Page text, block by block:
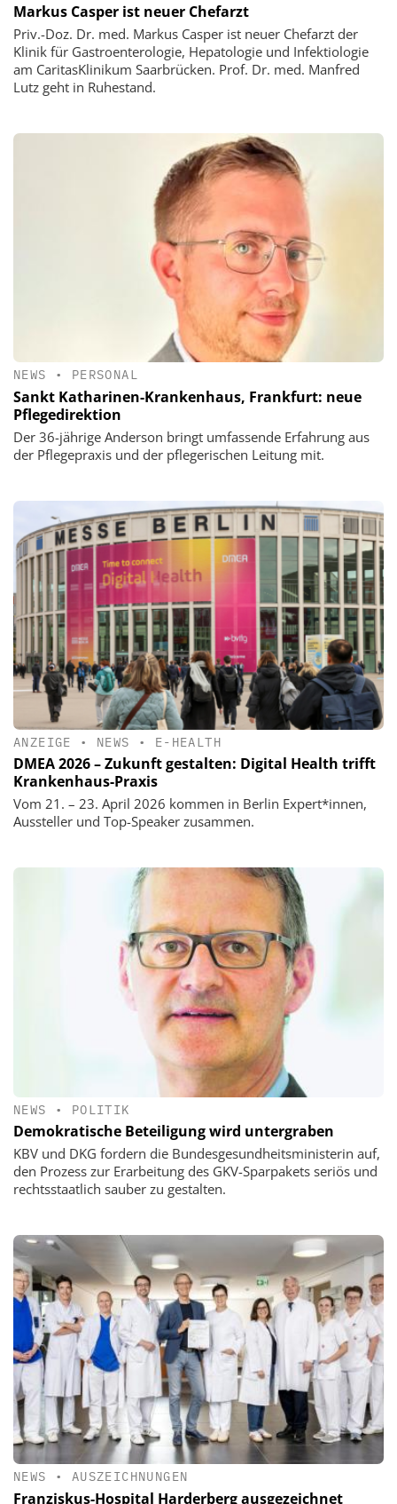
Markus Casper ist neuer Chefarzt
Priv.-Doz. Dr. med. Markus Casper ist neuer Chefarzt der
Klinik für Gastroenterologie, Hepatologie und Infektiologie
am CaritasKlinikum Saarbrücken. Prof. Dr. med. Manfred
Lutz geht in Ruhestand.
NEWS • PERSONAL
Sankt Katharinen-Krankenhaus, Frankfurt: neue
Pflegedirektion
Der 36-jährige Anderson bringt umfassende Erfahrung aus
der Pflegepraxis und der pflegerischen Leitung mit.
ANZEIGE • NEWS • E-HEALTH
DMEA 2026 – Zukunft gestalten: Digital Health trifft
Krankenhaus-Praxis
Vom 21. – 23. April 2026 kommen in Berlin Expert*innen,
Aussteller und Top-Speaker zusammen.
NEWS • POLITIK
Demokratische Beteiligung wird untergraben
KBV und DKG fordern die Bundesgesundheitsministerin auf,
den Prozess zur Erarbeitung des GKV-Sparpakets seriös und
rechtsstaatlich sauber zu gestalten.
NEWS • AUSZEICHNUNGEN
Franziskus-Hospital Harderberg ausgezeichnet